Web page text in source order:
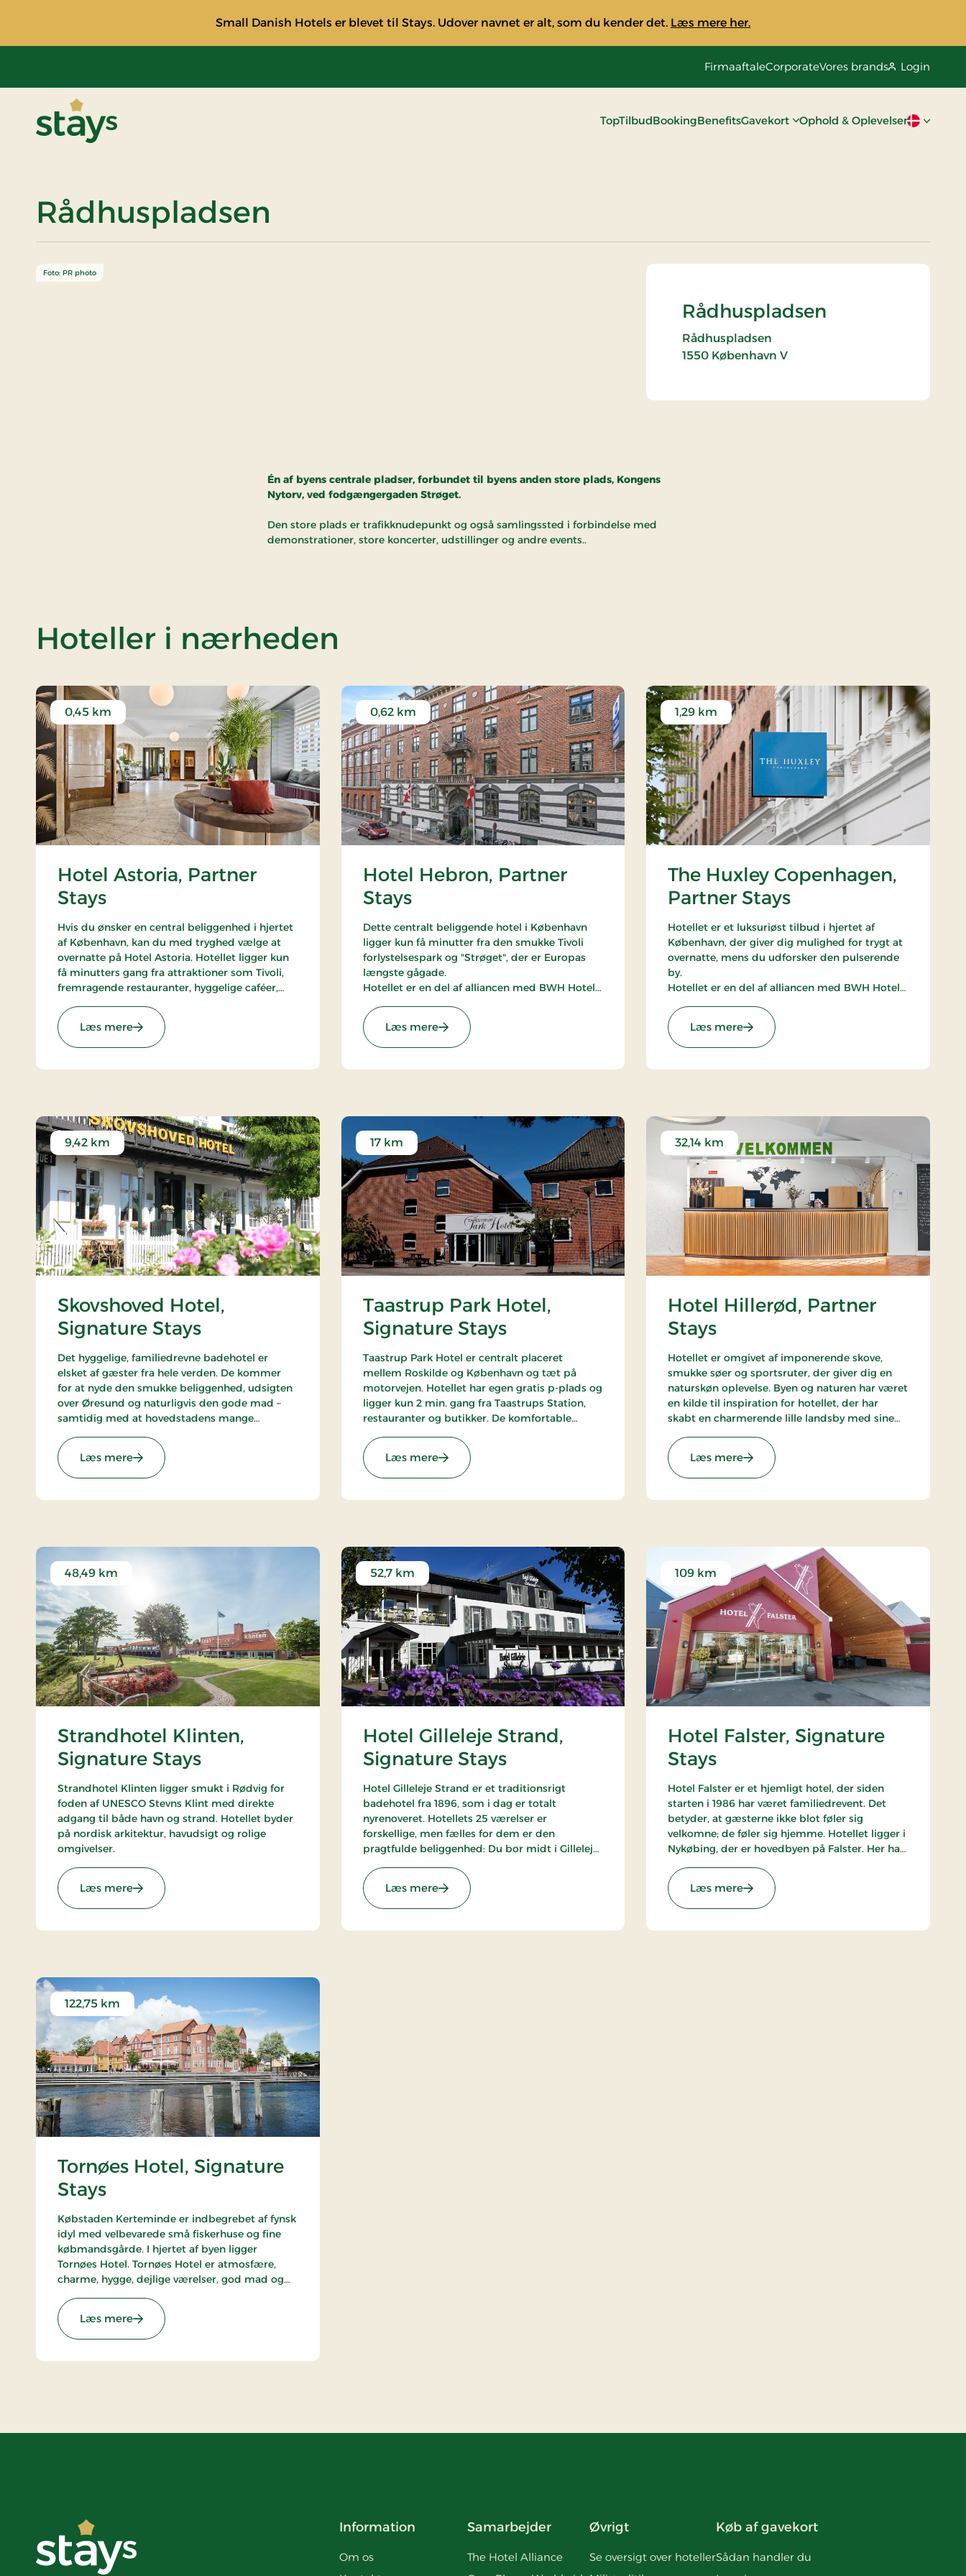
Small Danish Hotels er blevet til Stays. Udover navnet er alt, som du kender det. Læs mere her.
FirmaaftaleCorporateVores brands Login
TopTilbudBookingBenefitsGavekort Ophold & OplevelserAktivt
Rådhuspladsen
Rådhuspladsen
Rådhuspladsen
1550 København V
Foto: PR photo
Én af byens centrale pladser, forbundet til byens anden store plads, Kongens
Nytorv, ved fodgængergaden Strøget.
Den store plads er trafikknudepunkt og også samlingssted i forbindelse med
demonstrationer, store koncerter, udstillinger og andre events..
Hoteller i nærheden
Hotel Astoria, Partner
Stays
0,45 km
Hvis du ønsker en central beliggenhed i hjertet
af København, kan du med tryghed vælge at
overnatte på Hotel Astoria. Hotellet ligger kun
få minutters gang fra attraktioner som Tivoli,
fremragende restauranter, hyggelige caféer,
Hotellet er en del af alliancen med BWH Hotels
- The Hotel Alliance.
Læs mere: Hotel Astoria, Partner Stays
Hotel Hebron, Partner
Stays
0,62 km
Dette centralt beliggende hotel i København
ligger kun få minutter fra den smukke Tivoli
forlystelsespark og "Strøget", der er Europas
længste gågade.
Hotellet er en del af alliancen med BWH Hotels
Læs mere: Hotel Hebron, Partner Stays
The Huxley Copenhagen,
Partner Stays
1,29 km
Hotellet er et luksuriøst tilbud i hjertet af
København, der giver dig mulighed for trygt at
overnatte, mens du udforsker den pulserende
by.
Hotellet er en del af alliancen med BWH Hotels
Læs mere: The Huxley Copenhagen, Partner Stays
Skovshoved Hotel,
Signature Stays
9,42 km
Det hyggelige, familiedrevne badehotel er
elsket af gæster fra hele verden. De kommer
for at nyde den smukke beliggenhed, udsigten
over Øresund og naturligvis den gode mad –
samtidig med at hovedstadens mange
Læs mere: Skovshoved Hotel, Signature Stays
Taastrup Park Hotel,
Signature Stays
17 km
Taastrup Park Hotel er centralt placeret
mellem Roskilde og København og tæt på
motorvejen. Hotellet har egen gratis p-plads og
ligger kun 2 min. gang fra Taastrups Station,
restauranter og butikker. De komfortable
hotellet har mange glade stamgæster.
Læs mere: Taastrup Park Hotel, Signature Stays
Hotel Hillerød, Partner
Stays
32,14 km
Hotellet er omgivet af imponerende skove,
smukke søer og sportsruter, der giver dig en
naturskøn oplevelse. Byen og naturen har været
en kilde til inspiration for hotellet, der har
skabt en charmerende lille landsby med sine
indbydende atmosfære.
Hotellet er en del af alliancen med BWH Hotels
- The Hotel Alliance.
Læs mere: Hotel Hillerød, Partner Stays
Strandhotel Klinten,
Signature Stays
48,49 km
Strandhotel Klinten ligger smukt i Rødvig for
foden af UNESCO Stevns Klint med direkte
adgang til både havn og strand. Hotellet byder
på nordisk arkitektur, havudsigt og rolige
omgivelser.
Læs mere: Strandhotel Klinten, Signature Stays
Hotel Gilleleje Strand,
Signature Stays
52,7 km
Hotel Gilleleje Strand er et traditionsrigt
badehotel fra 1896, som i dag er totalt
nyrenoveret. Hotellets 25 værelser er
forskellige, men fælles for dem er den
pragtfulde beliggenhed: Du bor midt i Gilleleje
maritime atmosfære og byens yndede
badestrand.
Læs mere: Hotel Gilleleje Strand, Signature Stays
Hotel Falster, Signature
Stays
109 km
Hotel Falster er et hjemligt hotel, der siden
starten i 1986 har været familiedrevent. Det
betyder, at gæsterne ikke blot føler sig
velkomne; de føler sig hjemme. Hotellet ligger i
Nykøbing, der er hovedbyen på Falster. Her har
weekendophold på Sydhavsøerne.
Læs mere: Hotel Falster, Signature Stays
Tornøes Hotel, Signature
Stays
122,75 km
Købstaden Kerteminde er indbegrebet af fynsk
idyl med velbevarede små fiskerhuse og fine
købmandsgårde. I hjertet af byen ligger
Tornøes Hotel. Tornøes Hotel er atmosfære,
charme, hygge, dejlige værelser, god mad og
Læs mere: Tornøes Hotel, Signature Stays
Information
Om os
Samarbejder
The Hotel Alliance
Øvrigt
Se oversigt over hoteller
Køb af gavekort
Sådan handler du